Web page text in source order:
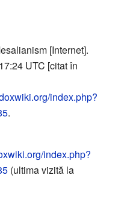
[Internet].
UTC [citat în
index.php?
.
index.php?
(ultima vizită la